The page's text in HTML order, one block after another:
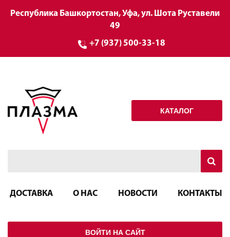
Республика Башкортостан, Уфа, ул. Шота Руставели
49
+7 (937) 500-33-18
КАТАЛОГ
ДОСТАВКА О НАС НОВОСТИ КОНТАКТЫ
ВОЙТИ НА САЙТ